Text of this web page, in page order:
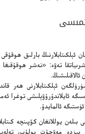
ئېلكىتابلارنىڭ بارلىق
تەۋە: «نەشر
ئالاقىلىشىڭ.
ئېلكىتابلارنى ھەر
ئايلاندۇرۇۋېلىشى توغرا
ئالمايدۇ.
بىلەن يوللانغان كۆپىنچە
مەۋجۇت بولۇپ، تەلەپ